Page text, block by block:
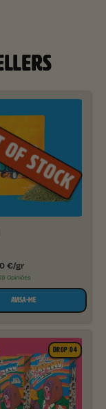
€/gr
Opiniões
AVISA-ME
DROP 04